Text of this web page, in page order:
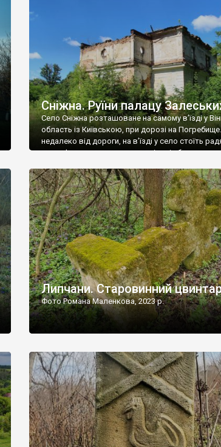
збереглися, написані кирилицею,
мовою. За всіма традиційними ознаками –
український. Хрести датуються 19 століттям. У
роках Болган […]
Сніжна. Руїни палацу
Село Сніжна розташоване на самому в’їзді у
область із Київською, при дорозі на
недалеко від дороги, на в’їзді у село стоїть
рельєфне пано, яке показує жінку і яблуню, а
дороги їх не видно, але видно дві стареньких
[…]
Липчани. Старовинний
Фото Романа Маленкова, 2023 р.